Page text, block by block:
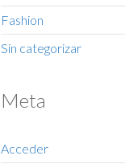
Fashion
Sin categorizar
Meta
Acceder